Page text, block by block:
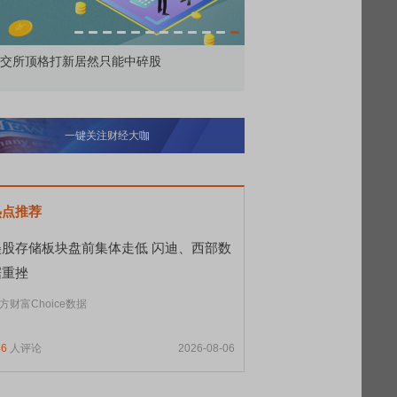
所顶格打新居然只能中碎股
一键关注财经大咖
推荐
存储板块盘前集体走低 闪迪、西部数
挫
财富Choice数据
人评论 2026-08-06